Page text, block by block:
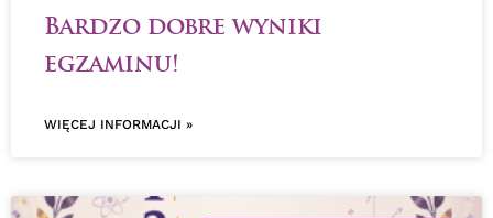
Bardzo dobre wyniki
egzaminu!
WIĘCEJ INFORMACJI »